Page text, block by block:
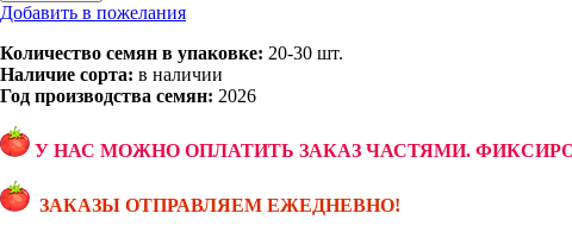
Добавить в пожелания
Количество семян в упаковке: 20-30 шт.
Наличие сорта: в наличии
Год производства семян: 2026
У НАС МОЖНО ОПЛАТИТЬ ЗАКАЗ ЧАСТЯМИ.
ЗАКАЗЫ ОТПРАВЛЯЕМ ЕЖЕДНЕВНО!